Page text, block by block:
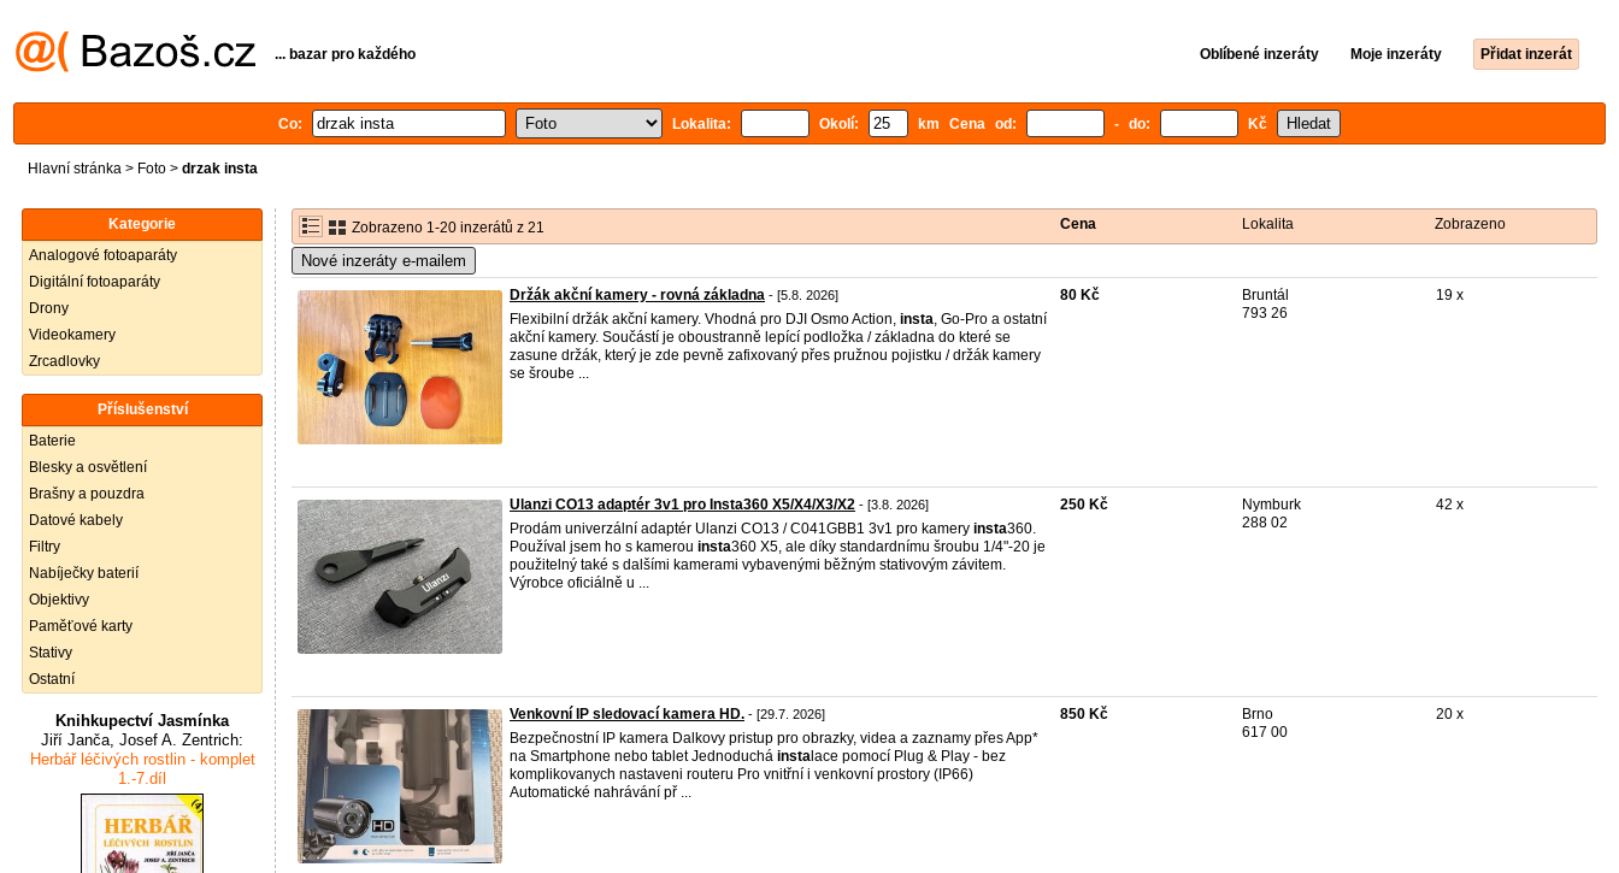
... bazar pro každého Oblíbené inzeráty Moje inzeráty Přidat inzerát
Co: Lokalita: Okolí: km Cena od: - do: Kč
Hlavní stránka > Foto > drzak insta
Kategorie
Analogové fotoaparáty
Digitální fotoaparáty
Drony
Videokamery
Zrcadlovky
Příslušenství
Baterie
Blesky a osvětlení
Brašny a pouzdra
Datové kabely
Filtry
Nabíječky baterií
Objektivy
Paměťové karty
Stativy
Ostatní
Knihkupectví Jasmínka
Jiří Janča, Josef A. Zentrich:
Herbář léčivých rostlin - komplet
1.-7.díl
Zobrazeno 1-20 inzerátů z 21 Cena Lokalita Zobrazeno
Nové inzeráty e-mailem
Držák akční kamery - rovná základna - [5.8. 2026]
Flexibilní držák akční kamery. Vhodná pro DJI Osmo Action, insta, Go-Pro a ostatní
akční kamery. Součástí je oboustranně lepící podložka / základna do které se
zasune držák, který je zde pevně zafixovaný přes pružnou pojistku / držák kamery
se šroube ...
80 Kč
Bruntál
793 26
19 x
Ulanzi CO13 adaptér 3v1 pro Insta360 X5/X4/X3/X2 - [3.8. 2026]
Prodám univerzální adaptér Ulanzi CO13 / C041GBB1 3v1 pro kamery insta360.
Používal jsem ho s kamerou insta360 X5, ale díky standardnímu šroubu 1/4"-20 je
použitelný také s dalšími kamerami vybavenými běžným stativovým závitem.
Výrobce oficiálně u ...
250 Kč
Nymburk
288 02
42 x
Venkovní IP sledovací kamera HD. - [29.7. 2026]
Bezpečnostní IP kamera Dalkovy pristup pro obrazky, videa a zaznamy přes App*
na Smartphone nebo tablet Jednoduchá insta lace pomocí Plug & Play - bez
komplikovanych nastaveni routeru Pro vnitřní i venkovní prostory (IP66)
Automatické nahrávání př ...
850 Kč
Brno
617 00
20 x